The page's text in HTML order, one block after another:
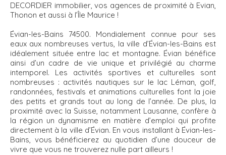
DECORDIER immobilier, vos agences de proximité à Evian,
Thonon et aussi à l’Île Maurice !
Évian-les-Bains 74500. Mondialement connue pour ses
eaux aux nombreuses vertus, la ville d’Évian-les-Bains est
idéalement située entre lac et montagne. Évian bénéfice
ainsi d’un cadre de vie unique et privilégié au charme
intemporel. Les activités sportives et culturelles sont
nombreuses : activités nautiques sur le lac Léman, golf,
randonnées, festivals et animations culturelles font la joie
des petits et grands tout au long de l’année. De plus, la
proximité avec la Suisse, notamment Lausanne, confère à
la région un dynamisme en matière d’emploi qui profite
directement à la ville d’Évian. En vous installant à Évian-les-
Bains, vous bénéficierez au quotidien d’une douceur de
vivre que vous ne trouverez nulle part ailleurs !